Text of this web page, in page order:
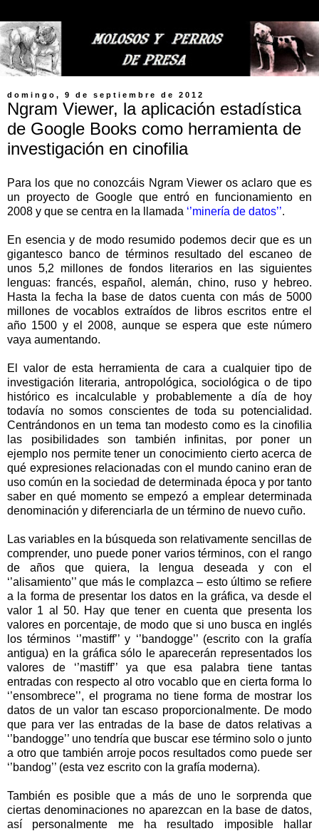
domingo, 9 de septiembre de 2012
Ngram Viewer, la aplicación estadística
de Google Books como herramienta de
investigación en cinofilia
Para los que no conozcáis Ngram Viewer os aclaro que es
un proyecto de Google que entró en funcionamiento en
2008 y que se centra en la llamada ‘’minería de datos’’.
En esencia y de modo resumido podemos decir que es un
gigantesco banco de términos resultado del escaneo de
unos 5,2 millones de fondos literarios en las siguientes
lenguas: francés, español, alemán, chino, ruso y hebreo.
Hasta la fecha la base de datos cuenta con más de 5000
millones de vocablos extraídos de libros escritos entre el
año 1500 y el 2008, aunque se espera que este número
vaya aumentando.
El valor de esta herramienta de cara a cualquier tipo de
investigación literaria, antropológica, sociológica o de tipo
histórico es incalculable y probablemente a día de hoy
todavía no somos conscientes de toda su potencialidad.
Centrándonos en un tema tan modesto como es la cinofilia
las posibilidades son también infinitas, por poner un
ejemplo nos permite tener un conocimiento cierto acerca de
qué expresiones relacionadas con el mundo canino eran de
uso común en la sociedad de determinada época y por tanto
saber en qué momento se empezó a emplear determinada
denominación y diferenciarla de un término de nuevo cuño.
Las variables en la búsqueda son relativamente sencillas de
comprender, uno puede poner varios términos, con el rango
de años que quiera, la lengua deseada y con el
‘’alisamiento’’ que más le complazca – esto último se refiere
a la forma de presentar los datos en la gráfica, va desde el
valor 1 al 50. Hay que tener en cuenta que presenta los
valores en porcentaje, de modo que si uno busca en inglés
los términos ‘’mastiff’’ y ‘’bandogge’’ (escrito con la grafía
antigua) en la gráfica sólo le aparecerán representados los
valores de ‘’mastiff’’ ya que esa palabra tiene tantas
entradas con respecto al otro vocablo que en cierta forma lo
‘’ensombrece’’, el programa no tiene forma de mostrar los
datos de un valor tan escaso proporcionalmente. De modo
que para ver las entradas de la base de datos relativas a
‘’bandogge’’ uno tendría que buscar ese término solo o junto
a otro que también arroje pocos resultados como puede ser
‘’bandog’’ (esta vez escrito con la grafía moderna).
También es posible que a más de uno le sorprenda que
ciertas denominaciones no aparezcan en la base de datos,
así personalmente me ha resultado imposible hallar